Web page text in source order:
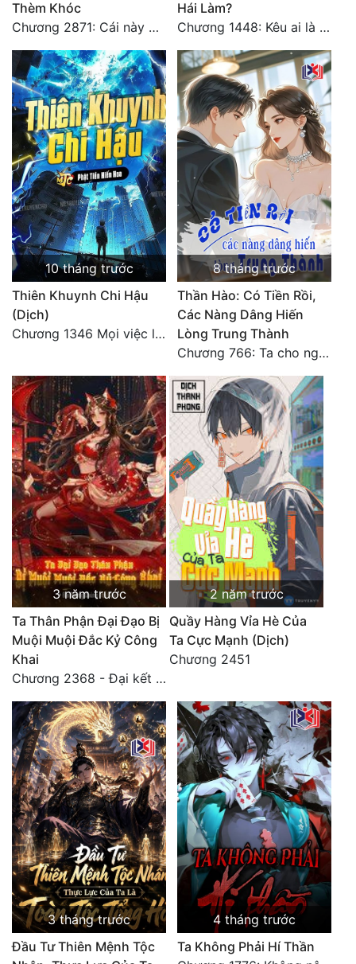
Tu Chân
Tu Tiên
Tội Phạm
Vô Địch
Võ Hiệp
Võng Du
Xuyên Không
Xuyên Nhanh
Xuyên Sách
Xuyên Thư
Điền Văn
Đông Phương
Đông Phương Huyền Huyễn
Đồng Nhân
Cẩu Đạo Trường Sinh
Ngự Thú
Truyện Nam
Truyện Nữ
Vô Địch Lưu
Xây Dựng Thế Lực
Đam Mỹ
Đẹp
Đẹp Hiệp
Tính Cách Nhân Vật :
Cơ Trí
Sát Phạt Quyết Đoán
Vô Sỉ
Điềm Đạm
Thèm Khóc
Chương 2871: Cái này đánh nhẹ nhõm a
Hái Làm?
Chương 1448: Kêu ai là cha?
10 tháng trước
Thiên Khuynh Chi Hậu
(Dịch)
Chương 1346 Mọi việc lấy tất - Đại Kết Cục (2)
8 tháng trước
Thần Hào: Có Tiền Rồi,
Các Nàng Dâng Hiến
Lòng Trung Thành
Chương 766: Ta cho ngươi tham mưu một chút
3 năm trước
Ta Thân Phận Đại Đạo Bị
Muội Muội Đắc Kỷ Công
Khai
Chương 2368 - Đại kết cục!! (5) HẾT.
2 năm trước
Quầy Hàng Vỉa Hè Của
Ta Cực Mạnh (Dịch)
Chương 2451
3 tháng trước
Đầu Tư Thiên Mệnh Tộc
4 tháng trước
Ta Không Phải Hí Thần